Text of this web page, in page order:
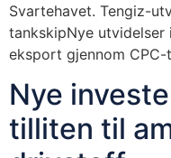
Svartehavet. Tengiz-
tankskipNye
eksport gjennom
Nye
tilliten til